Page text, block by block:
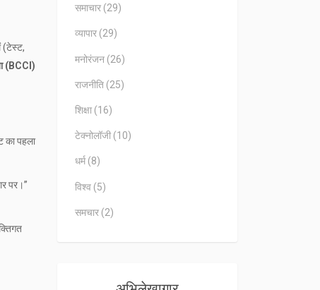
(टेस्ट,
(BCCI)
का पहला
पर।”
समाचार (29)
व्यापार (29)
मनोरंजन (26)
राजनीति (25)
शिक्षा (16)
टेक्नोलॉजी (10)
धर्म (8)
विश्व (5)
समचार (2)